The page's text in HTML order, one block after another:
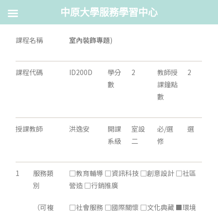
課程名稱 室內裝飾專題)
課程代碼 ID200D
學分
數
2
教師授
課鐘點
數
2
授課教師 洪逸安
開課
系級
室設
二
必/選
修
選
1
服務類
別
（可複
□教育輔導 □資訊科技 □創意設計 □社區
營造 □行銷推廣
□社會服務 □國際關懷 □文化典藏 ■環境
中原大學服務學習中心